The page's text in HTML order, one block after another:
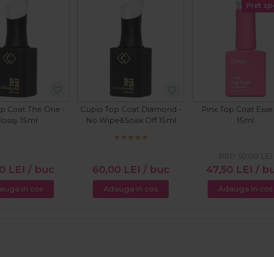
Coat The One -
15ml
LEI / buc
in cos
Cupio Top Coat Diamond -
No Wipe&Soak Off 15ml
60,00 LEI / buc
Adauga in cos
Pret
Pinx Top Coat
15ml
47,50 LEI /
PRP: 50,00 LEI
Adauga in cos